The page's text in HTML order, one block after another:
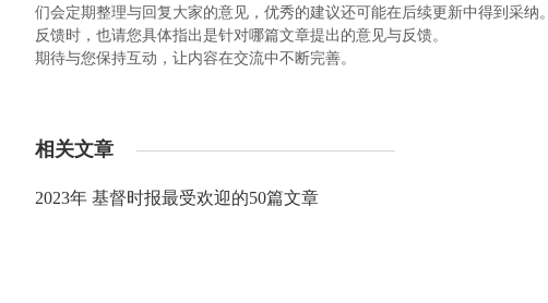
们会定期整理与回复大家的意见，优秀的建议还可能在后续更新中得到采纳。
反馈时，也请您具体指出是针对哪篇文章提出的意见与反馈。
期待与您保持互动，让内容在交流中不断完善。
相关文章
2023年 基督时报最受欢迎的50篇文章